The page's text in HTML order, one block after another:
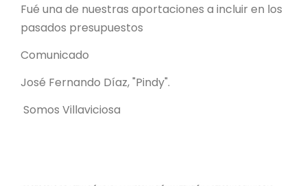
Fué una de nuestras aportaciones a incluir en los
pasados presupuestos
Comunicado
José Fernando Díaz, "Pindy".
Somos Villaviciosa